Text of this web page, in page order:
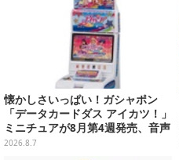
懐かしさいっぱい！ガシャポン
「データカードダス アイカツ！」
ミニチュアが8月第4週発売、音声
が流れる特別仕様も当たる
2026.8.7